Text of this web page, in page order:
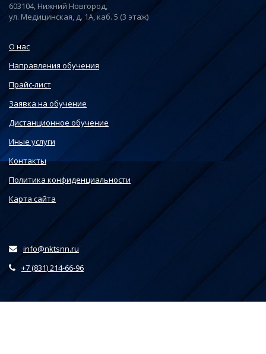
603104, Нижний Новгород,
ул. Медицинская, д. 1А, каб. 5 (3 этаж)
О нас
Направления обучения
Прайс-лист
Заявка на обучение
Дистанционное обучение
Иные услуги
Контакты
Политика конфиденциальности
Карта сайта
info@nktsnn.ru
+7 (831) 214-66-96